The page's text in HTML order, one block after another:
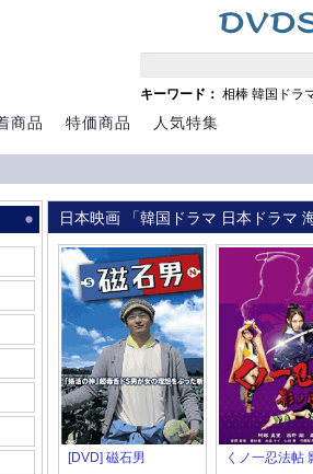
キーワード： 相棒 韓国ドラ
商品 特価商品 人気特集
日本映画 「韓国ドラマ 日本ドラマ
[DVD] 磁石男 くノ一忍法帖